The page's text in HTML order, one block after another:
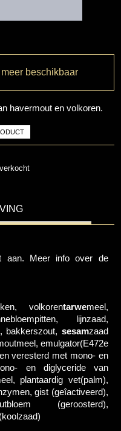
beschikbaar
havermout en volkoren.
aan. Meer info over de
volkorentarwemeel,
lijnzaad,
bakkerszout, sesamzaad
emulgator(E472e
veresterd met mono- en
en diglyceride van
plantaardig vet(palm),
gist (geîactiveerd),
(geroosterd),